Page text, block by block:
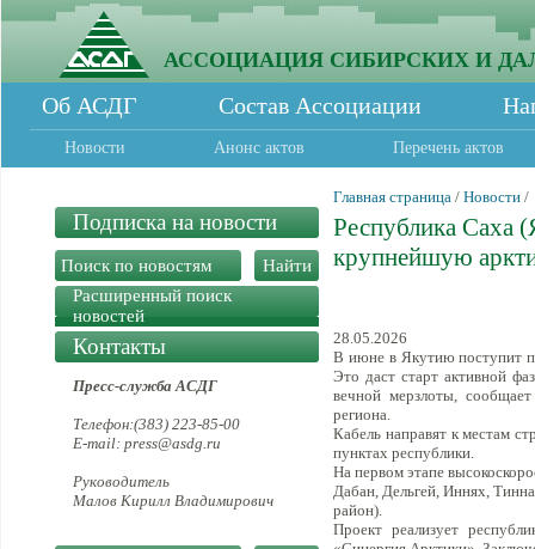
АССОЦИАЦИЯ СИБИРСКИХ И
Об АСДГ Состав Ассоциации
Новости Анонс актов Перечень актов
Подписка на новости
Расширенный поиск
новостей
Контакты
Пресс-служба АСДГ
Телефон:(383) 223-85-00
E-mail: press@asdg.ru
Руководитель
Малов Кирилл Владимирович
Главная страница / Новости /
Республика Саха
крупнейшую
28.05.2026
В июне в Якутию поступит
Это даст старт активной
вечной мерзлоты,
региона.
Кабель направят к местам
пунктах республики.
На первом этапе
Дабан, Дельгей, Иннях,
район).
Проект реализует